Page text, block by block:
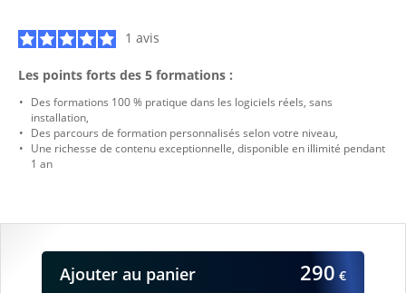
1 avis
Ajouter au panier 290 €
Les points forts des 5 formations :
Des formations 100 % pratique dans les logiciels réels, sans
installation,
Des parcours de formation personnalisés selon votre niveau,
Une richesse de contenu exceptionnelle, disponible en illimité pendant
1 an